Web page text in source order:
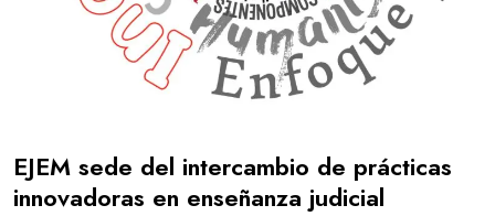
EJEM sede del intercambio de prácticas
innovadoras en enseñanza judicial